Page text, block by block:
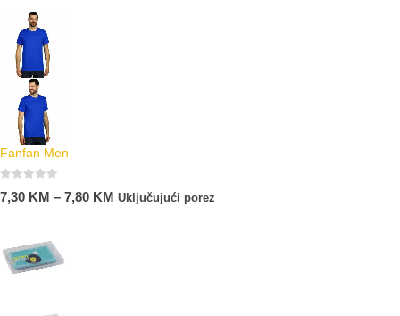
Fanfan Men
7,30 KM – 7,80 KM Uključujući porez